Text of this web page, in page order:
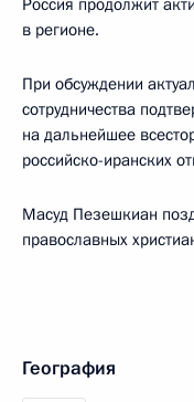
Россия продолжит
в регионе.
При обсуждении
сотрудничества
на дальнейшее
российско-иранских
Масуд Пезешкиан
православных
География